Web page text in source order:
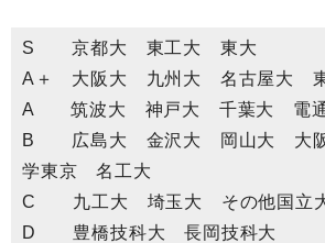
S 京都大 東工大 東大
A＋ 大阪大 九州大 名古屋大
A 筑波大 神戸大 千葉大 電
B 広島大 金沢大 岡山大 大阪
学東京 名工大
C 九工大 埼玉大 その他国立
D 豊橋技科大 長岡技科大